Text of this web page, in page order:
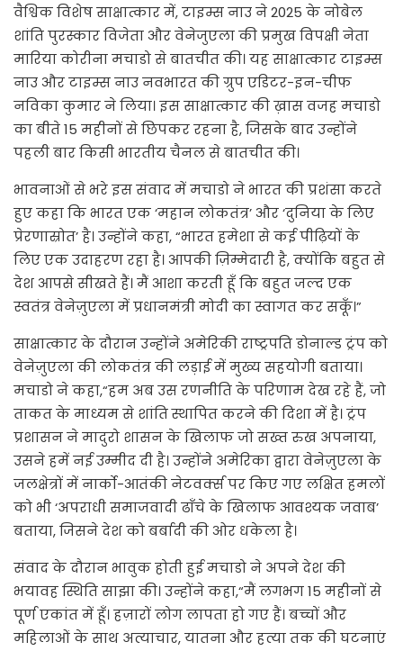
वैश्विक विशेष साक्षात्कार में, टाइम्स नाउ ने 2025 के नोबेल
शांति पुरस्कार विजेता और वेनेजुएला की प्रमुख विपक्षी नेता
मारिया कोरीना मचाडो से बातचीत की। यह साक्षात्कार टाइम्स
नाउ और टाइम्स नाउ नवभारत की ग्रुप एडिटर-इन-चीफ
नविका कुमार ने लिया। इस साक्षात्कार की ख़ास वजह मचाडो
का बीते 15 महीनों से छिपकर रहना है, जिसके बाद उन्होंने
पहली बार किसी भारतीय चैनल से बातचीत की।
भावनाओं से भरे इस संवाद में मचाडो ने भारत की प्रशंसा करते
हुए कहा कि भारत एक ‘महान लोकतंत्र’ और ‘दुनिया के लिए
प्रेरणास्रोत’ है। उन्होंने कहा, “भारत हमेशा से कई पीढ़ियों के
लिए एक उदाहरण रहा है। आपकी ज़िम्मेदारी है, क्योंकि बहुत से
देश आपसे सीखते हैं। मैं आशा करती हूँ कि बहुत जल्द एक
स्वतंत्र वेनेज़ुएला में प्रधानमंत्री मोदी का स्वागत कर सकूँ।”
साक्षात्कार के दौरान उन्होंने अमेरिकी राष्ट्रपति डोनाल्ड ट्रंप को
वेनेज़ुएला की लोकतंत्र की लड़ाई में मुख्य सहयोगी बताया।
मचाडो ने कहा,“हम अब उस रणनीति के परिणाम देख रहे हैं, जो
ताकत के माध्यम से शांति स्थापित करने की दिशा में है। ट्रंप
प्रशासन ने मादुरो शासन के खिलाफ जो सख्त रुख अपनाया,
उसने हमें नई उम्मीद दी है। उन्होंने अमेरिका द्वारा वेनेज़ुएला के
जलक्षेत्रों में नार्को-आतंकी नेटवर्क्स पर किए गए लक्षित हमलों
को भी ‘अपराधी समाजवादी ढाँचे के खिलाफ आवश्यक जवाब’
बताया, जिसने देश को बर्बादी की ओर धकेला है।
संवाद के दौरान भावुक होती हुई मचाडो ने अपने देश की
भयावह स्थिति साझा की। उन्होंने कहा,“मैं लगभग 15 महीनों से
पूर्ण एकांत में हूँ। हज़ारों लोग लापता हो गए हैं। बच्चों और
महिलाओं के साथ अत्याचार, यातना और हत्या तक की घटनाएं